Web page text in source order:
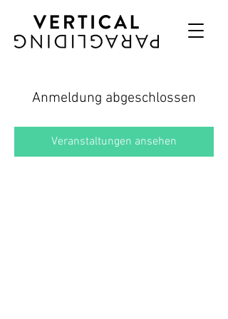
Anmeldung abgeschlossen
Veranstaltungen ansehen